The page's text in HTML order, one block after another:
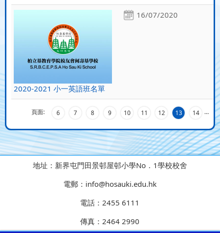
16/07/2020
2020-2021 小一英語班名單
頁面: …
6 7 8 9 10 11 12 13 14
地址： 新界屯門田景邨屋邨小學No．1學校校舍
電郵： info@hosauki.edu.hk
電話： 2455 6111
傳真： 2464 2990